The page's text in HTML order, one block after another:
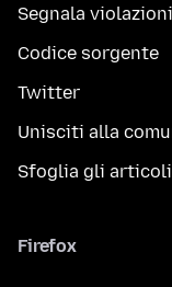
Segnala
Codice sorgente
Twitter
Unisciti alla
Sfoglia gli
Firefox